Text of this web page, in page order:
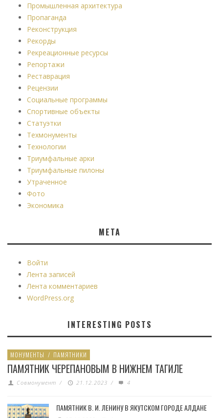
Промышленная архитектура
Пропаганда
Реконструкция
Рекорды
Рекреационные ресурсы
Репортажи
Реставрация
Рецензии
Социальные программы
Спортивные объекты
Статуэтки
Техмонументы
Технологии
Триумфальные арки
Триумфальные пилоны
Утраченное
Фото
Экономика
МЕТА
Войти
Лента записей
Лента комментариев
WordPress.org
INTERESTING POSTS
МОНУМЕНТЫ / ПАМЯТНИКИ
ПАМЯТНИК ЧЕРЕПАНОВЫМ В НИЖНЕМ ТАГИЛЕ
Совмонумент / 21.12.2023 / 4
ПАМЯТНИК В. И. ЛЕНИНУ В ЯКУТСКОМ ГОРОДЕ АЛДАНЕ